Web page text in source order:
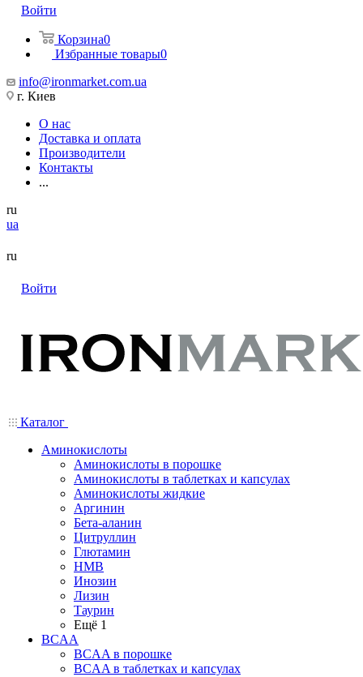
Войти
Корзина0
Избранные товары0
info@ironmarket.com.ua
г. Киев
О нас
Доставка и оплата
Производители
Контакты
...
ru
ua
ru
Войти
Каталог
Аминокислоты
Аминокислоты в порошке
Аминокислоты в таблетках и капсулах
Аминокислоты жидкие
Аргинин
Бета-аланин
Цитруллин
Глютамин
HMB
Инозин
Лизин
Таурин
Ещё 1
BCAA
BCAA в порошке
BCAA в таблетках и капсулах